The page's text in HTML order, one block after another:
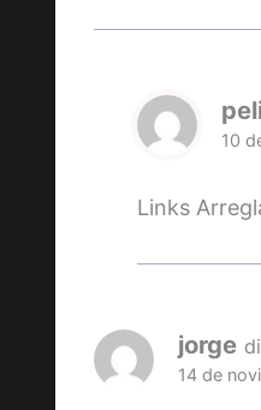
10
Links
jorge
14 de